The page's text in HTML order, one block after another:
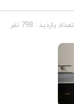
تعداد بازدید : 798 نفر